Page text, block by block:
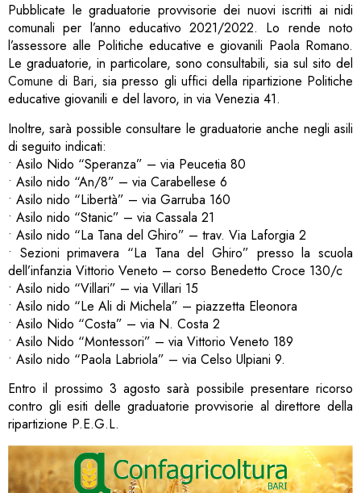
Pubblicate le graduatorie provvisorie dei nuovi iscritti ai nidi
comunali per l’anno educativo 2021/2022. Lo rende noto
l’assessore alle Politiche educative e giovanili Paola Romano.
Le graduatorie, in particolare, sono consultabili, sia sul sito del
Comune di Bari,sia presso gli uffici della ripartizione Politiche
educative giovanili e del lavoro, in via Venezia 41.
Inoltre, sarà possible consultare le graduatorie anche negli asili
di seguito indicati:
• Asilo Nido “Speranza” – via Peucetia 80
• Asilo nido “An/8” – via Carabellese 6
• Asilo nido “Libertà” – via Garruba 160
• Asilo nido “Stanic” – via Cassala 21
• Asilo nido “La Tana del Ghiro” – trav. Via Laforgia 2
• Sezioni primavera “La Tana del Ghiro” presso la scuola
dell’infanzia Vittorio Veneto – corso Benedetto Croce 130/c
• Asilo nido “Villari” – via Villari 15
• Asilo nido “Le Ali di Michela” – piazzetta Eleonora
• Asilo Nido “Costa” – via N. Costa 2
• Asilo Nido “Montessori” – via Vittorio Veneto 189
• Asilo nido “Paola Labriola” – via Celso Ulpiani 9.
Entro il prossimo 3 agosto sarà possibile presentare ricorso
contro gli esiti delle graduatorie provvisorie al direttore della
ripartizione P.E.G.L.